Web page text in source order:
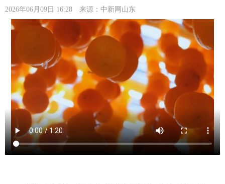
2026年06月09日 16:28 来源：中新网山东